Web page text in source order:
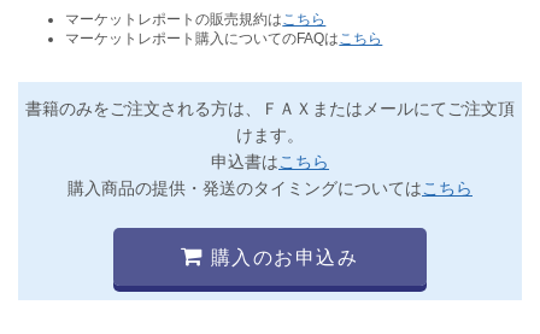
マーケットレポートの販売規約は こちら
マーケットレポート購入についてのFAQは こちら
書籍のみをご注文される方は、ＦＡＸまたはメールにてご注文頂
けます。
申込書はこちら
購入商品の提供・発送のタイミングについてはこちら
購入のお申込み